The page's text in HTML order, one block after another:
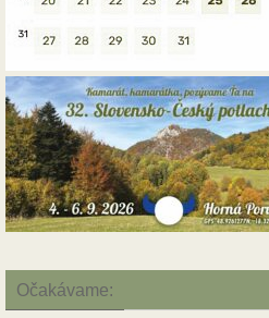
Očakávame: